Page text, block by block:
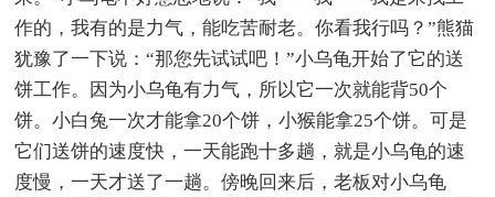
作的，我有的是力气，能吃苦耐老。你看我行吗？”熊猫
犹豫了一下说：“那您先试试吧！”小乌龟开始了它的送
饼工作。因为小乌龟有力气，所以它一次就能背50个
饼。小白兔一次才能拿20个饼，小猴能拿25个饼。可是
它们送饼的速度快，一天能跑十多趟，就是小乌龟的速
度慢，一天才送了一趟。傍晚回来后，老板对小乌龟